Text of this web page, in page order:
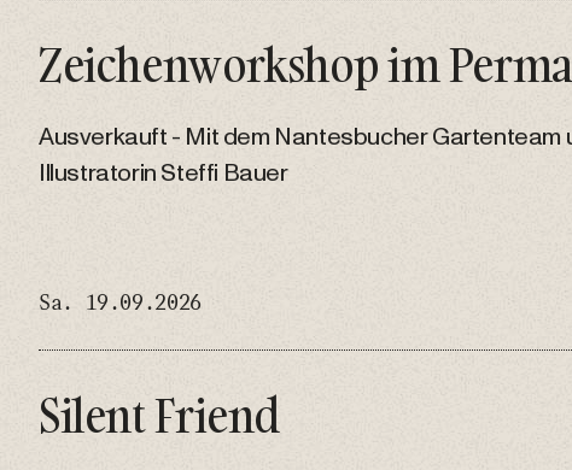
Zeichenworkshop im
Ausverkauft - Mit dem Nantesbucher Gartenteam
Illustratorin Steffi Bauer
Sa. 19.09.2026
Silent Friend